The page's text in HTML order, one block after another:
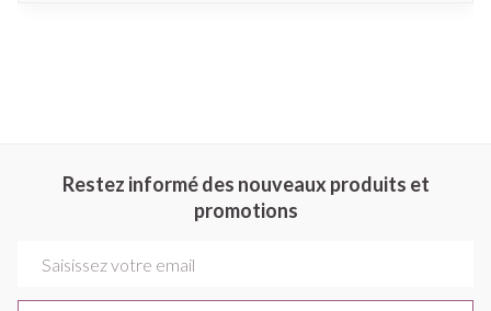
Restez informé des nouveaux produits et
promotions